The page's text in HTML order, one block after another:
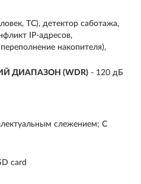
ТС), детектор саботажа,
IP-адресов,
накопителя),
ДИАПАЗОН (WDR) - 120 дБ
слежением; С
card